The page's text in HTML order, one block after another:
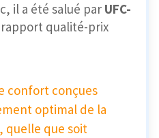
il a été salué par UFC-
qualité-prix
confort conçues
optimal de la
quelle que soit